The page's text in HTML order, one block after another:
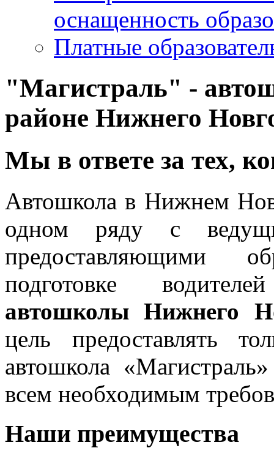
оснащенность
Платные
"Магистраль" -
районе Нижнего
Мы в ответе за тех,
Автошкола в Нижнем
одном ряду с
предоставляющими
подготовке водителей
автошколы Нижнего
цель предоставлять
автошкола
всем необходимым
Наши преимущества